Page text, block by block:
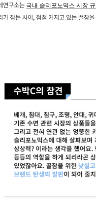
연구소는 국내 슬리포노믹스 시장
가 잠든 사이, 점점 커지고 있는 꿀잠